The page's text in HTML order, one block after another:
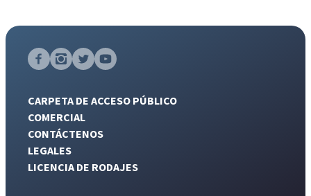
CARPETA DE ACCESO PÚBLICO
COMERCIAL
CONTÁCTENOS
LEGALES
LICENCIA DE RODAJES